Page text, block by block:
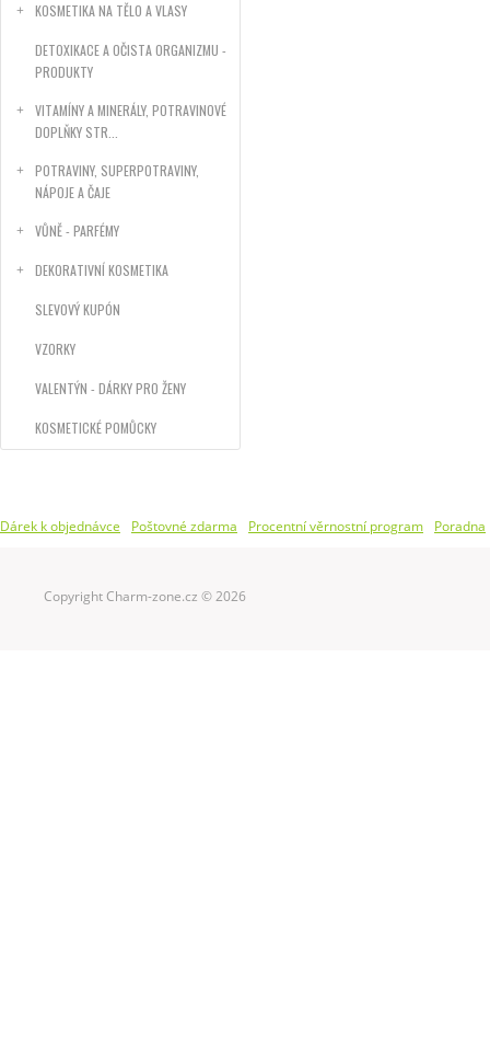
KOSMETIKA NA TĚLO A VLASY
DETOXIKACE A OČISTA ORGANIZMU -
PRODUKTY
VITAMÍNY A MINERÁLY, POTRAVINOVÉ
DOPLŇKY STR...
POTRAVINY, SUPERPOTRAVINY,
NÁPOJE A ČAJE
VŮNĚ - PARFÉMY
DEKORATIVNÍ KOSMETIKA
SLEVOVÝ KUPÓN
VZORKY
VALENTÝN - DÁRKY PRO ŽENY
KOSMETICKÉ POMŮCKY
Dárek k objednávce Poštovné zdarma Procentní věrnostní program Poradna
Copyright Charm-zone.cz © 2026